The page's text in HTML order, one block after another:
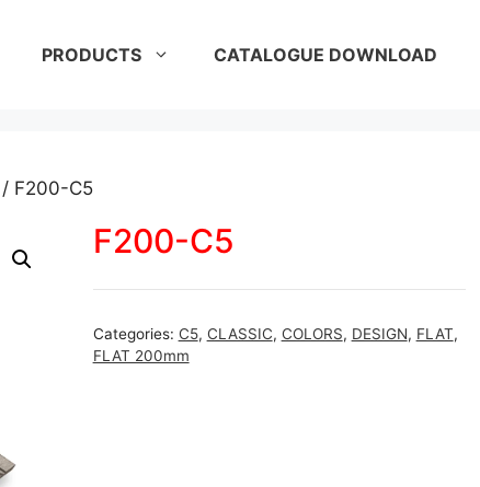
PRODUCTS CATALOGUE DOWNLOAD
/ F200-C5
F200-C5
Categories: C5, CLASSIC, COLORS, DESIGN, FLAT,
FLAT 200mm